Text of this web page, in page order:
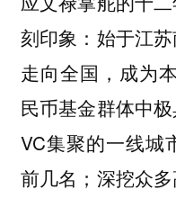
刻印象：始于江
走向全国，成为
民币基金群体中
VC集聚的一线城
前几名；深挖众